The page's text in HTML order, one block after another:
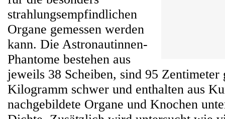
strahlungsempfindlichen
Organe gemessen werden
kann. Die Astronautinnen-
Phantome bestehen aus
jeweils 38 Scheiben, sind 95 Zentimeter
Kilogramm schwer und enthalten aus
nachgebildete Organe und Knochen